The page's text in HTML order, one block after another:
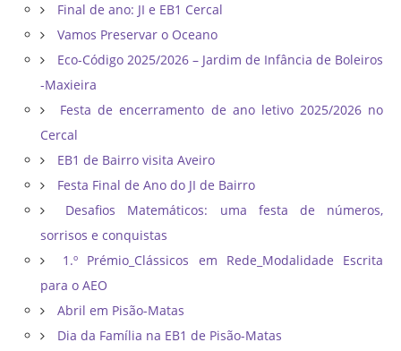
Final de ano: JI e EB1 Cercal
Vamos Preservar o Oceano
Eco-Código 2025/2026 – Jardim de Infância de Boleiros
-Maxieira
Festa de encerramento de ano letivo 2025/2026 no
Cercal
EB1 de Bairro visita Aveiro
Festa Final de Ano do JI de Bairro
Desafios Matemáticos: uma festa de números,
sorrisos e conquistas
1.º Prémio_Clássicos em Rede_Modalidade Escrita
para o AEO
Abril em Pisão-Matas
Dia da Família na EB1 de Pisão-Matas